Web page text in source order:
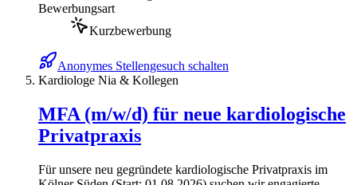
Bewerbungsart
Kurzbewerbung
Anonymes Stellengesuch schalten
Kardiologe Nia & Kollegen
MFA (m/w/d) für neue kardiologische
Privatpraxis
Für unsere neu gegründete kardiologische Privatpraxis im